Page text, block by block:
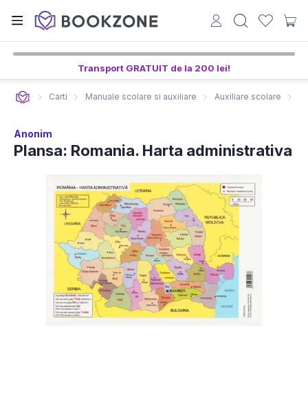
Transport GRATUIT de la 200 lei!
Carti Manuale scolare si auxiliare Auxiliare scolare
Anonim
Plansa: Romania. Harta administrativa